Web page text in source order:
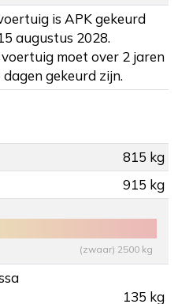
is APK gekeurd
augustus 2028.
moet over 2 jaren
dagen gekeurd zijn.
815 kg
915 kg
(zwaar) 2500 kg
135 kg